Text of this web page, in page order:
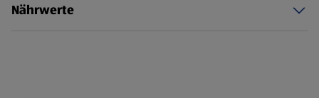
Nährwerte